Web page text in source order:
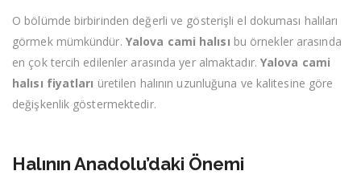
O bölümde birbirinden değerli ve gösterişli el dokuması halıları
görmek mümkündür. Yalova cami halısı bu örnekler arasında
en çok tercih edilenler arasında yer almaktadır. Yalova cami
halısı fiyatları üretilen halının uzunluğuna ve kalitesine göre
değişkenlik göstermektedir.
Halının Anadolu’daki Önemi